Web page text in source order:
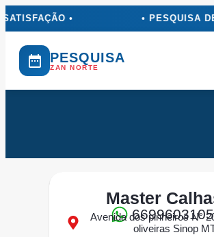
• • PESQUISA
PESQUISA
ZAN NORTE
Master
Avenida dos pinheiros N°
oliveiras Sinop